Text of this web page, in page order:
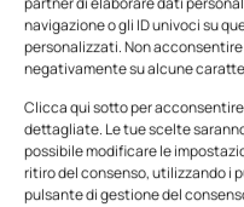
navigazione o gli ID univoci su
personalizzati. Non
negativamente su alcune
Clicca qui sotto per
dettagliate. Le tue scelte
possibile modificare le
ritiro del consenso, utilizzando i
pulsante di gestione del
Redazione 27 Febbraio